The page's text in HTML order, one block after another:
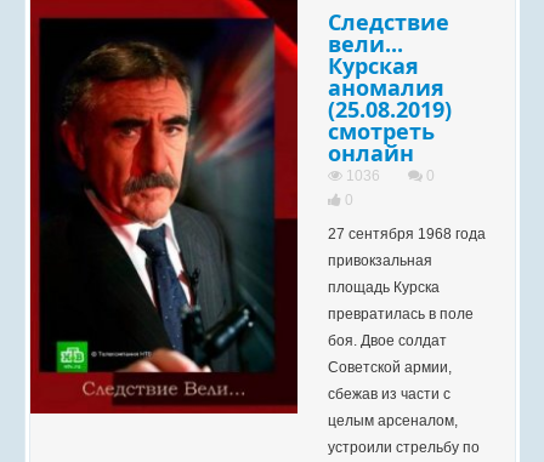
Следствие
вели...
Курская
аномалия
(25.08.2019)
смотреть
онлайн
1036
0
0
27 сентября 1968 года
привокзальная
площадь Курска
превратилась в поле
боя. Двое солдат
Советской армии,
сбежав из части с
целым арсеналом,
устроили стрельбу по